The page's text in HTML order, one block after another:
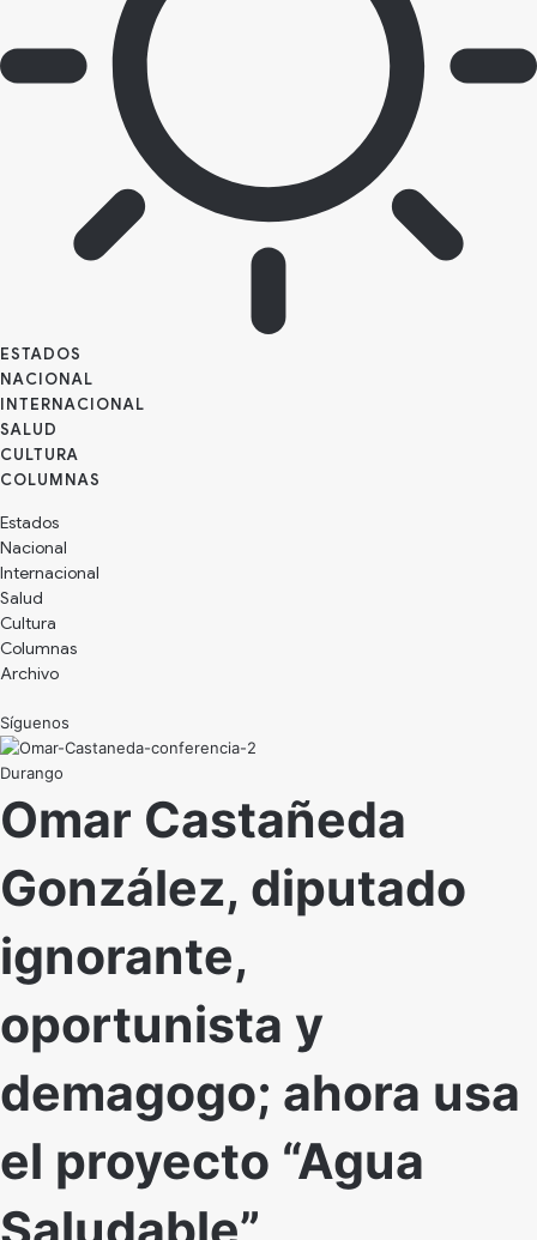
ESTADOS
NACIONAL
INTERNACIONAL
SALUD
CULTURA
Estados
Nacional
Internacional
Salud
Cultura
Archivo
Síguenos
Durango
Omar Castañeda
González, diputado
ignorante,
oportunista y
demagogo; ahora usa
el proyecto “Agua